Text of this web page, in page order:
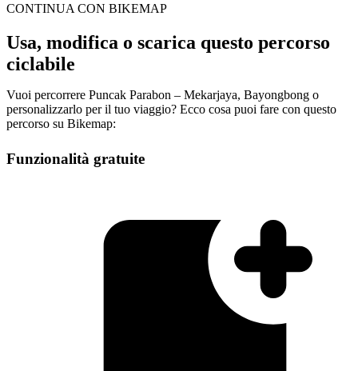
CONTINUA CON BIKEMAP
Usa, modifica o scarica questo percorso
ciclabile
Vuoi percorrere Puncak Parabon – Mekarjaya, Bayongbong o
personalizzarlo per il tuo viaggio? Ecco cosa puoi fare con questo
percorso su Bikemap:
Funzionalità gratuite